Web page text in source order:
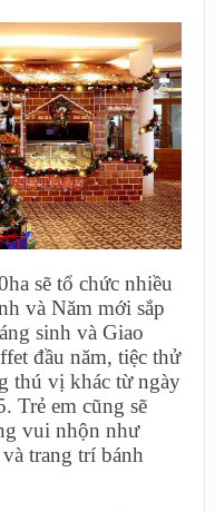
sẽ tổ chức nhiều
và Năm mới sắp
sinh và Giao
đầu năm, tiệc thử
thú vị khác từ ngày
Trẻ em cũng sẽ
vui nhộn như
trang trí bánh